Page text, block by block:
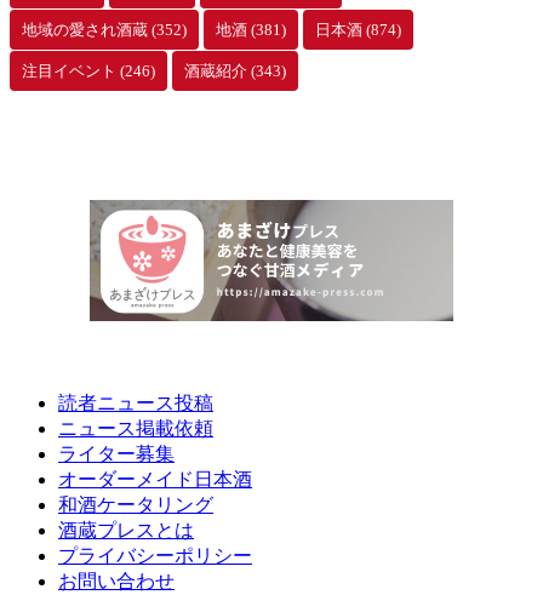
地域の愛され酒蔵 (352) 地酒 (381) 日本酒 (874)
注目イベント (246) 酒蔵紹介 (343)
読者ニュース投稿
ニュース掲載依頼
ライター募集
オーダーメイド日本酒
和酒ケータリング
酒蔵プレスとは
プライバシーポリシー
お問い合わせ